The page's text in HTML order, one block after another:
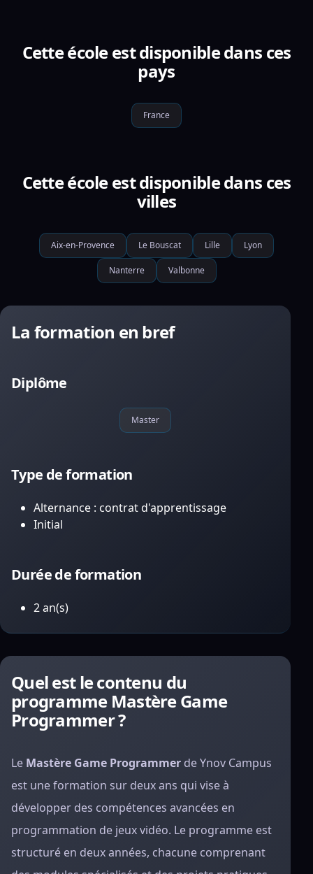
Cette école est disponible dans ces
pays
France
Cette école est disponible dans ces
villes
Aix-en-Provence Le Bouscat Lille Lyon
Nanterre Valbonne
La formation en bref
Diplôme
Master
Type de formation
Alternance : contrat d'apprentissage
Initial
Durée de formation
2 an(s)
Quel est le contenu du
programme Mastère Game
Programmer ?
Le Mastère Game Programmer de Ynov Campus
est une formation sur deux ans qui vise à
développer des compétences avancées en
programmation de jeux vidéo. Le programme est
structuré en deux années, chacune comprenant